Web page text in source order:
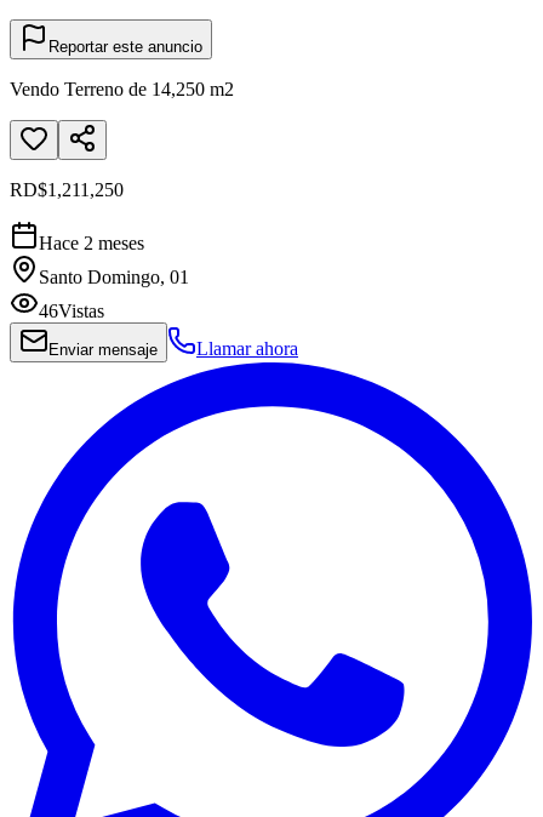
Reportar este anuncio
Vendo Terreno de 14,250 m2
RD$1,211,250
Hace 2 meses
Santo Domingo, 01
46Vistas
Enviar mensaje Llamar ahora